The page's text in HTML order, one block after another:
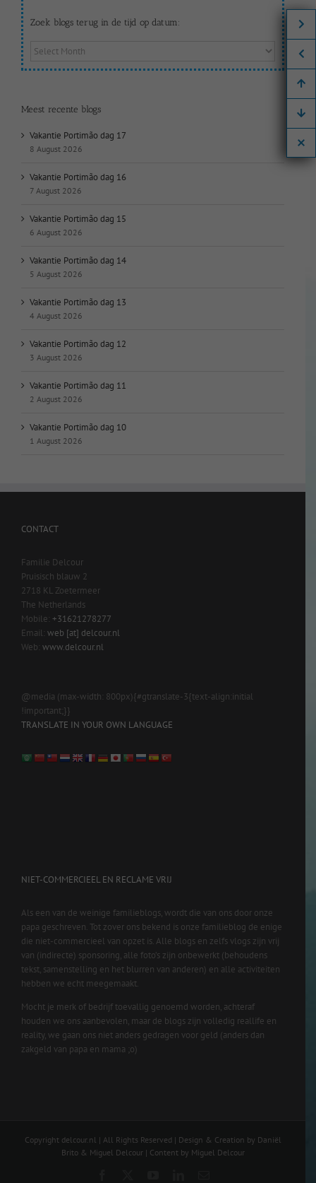
Zoek blogs terug in de tijd op datum:
Zoek
op
datum:
Meest recente blogs
Vakantie Portimão dag 17
8 August 2026
Vakantie Portimão dag 16
7 August 2026
Vakantie Portimão dag 15
6 August 2026
Vakantie Portimão dag 14
5 August 2026
Vakantie Portimão dag 13
4 August 2026
Vakantie Portimão dag 12
3 August 2026
Vakantie Portimão dag 11
2 August 2026
Vakantie Portimão dag 10
1 August 2026
CONTACT
Familie Delcour
Pruisisch blauw 2
2718 KL Zoetermeer
The Netherlands
Mobile: +31621278277
Email: web [at] delcour.nl
Web: www.delcour.nl
@media (max-width: 800px){#gtranslate-3{text-align:initial
!important;}}
TRANSLATE IN YOUR OWN LANGUAGE
NIET-COMMERCIEEL EN RECLAME VRIJ
Als een van de weinige familieblogs, wordt die van ons door onze
papa geschreven. Tot zover ons bekend is onze familieblog de enige
die niet-commercieel van opzet is. Alle blogs en zelfs vlogs zijn vrij
van (indirecte) sponsoring, alle foto’s zijn onbewerkt (behoudens
tekst, samenstelling en het blurren van anderen) en alle activiteiten
hebben we echt meegemaakt.
Mocht je merk of bedrijf toevallig genoemd worden, achteraf
houden we ons aanbevolen, maar de blogs zijn volledig reallife en
reality, we gaan ons niet anders gedragen voor geld (anders dan
zakgeld van papa en mama ;o)
Copyright delcour.nl | All Rights Reserved | Design & Creation by Daniël
Brito & Miguel Delcour | Content by Miguel Delcour